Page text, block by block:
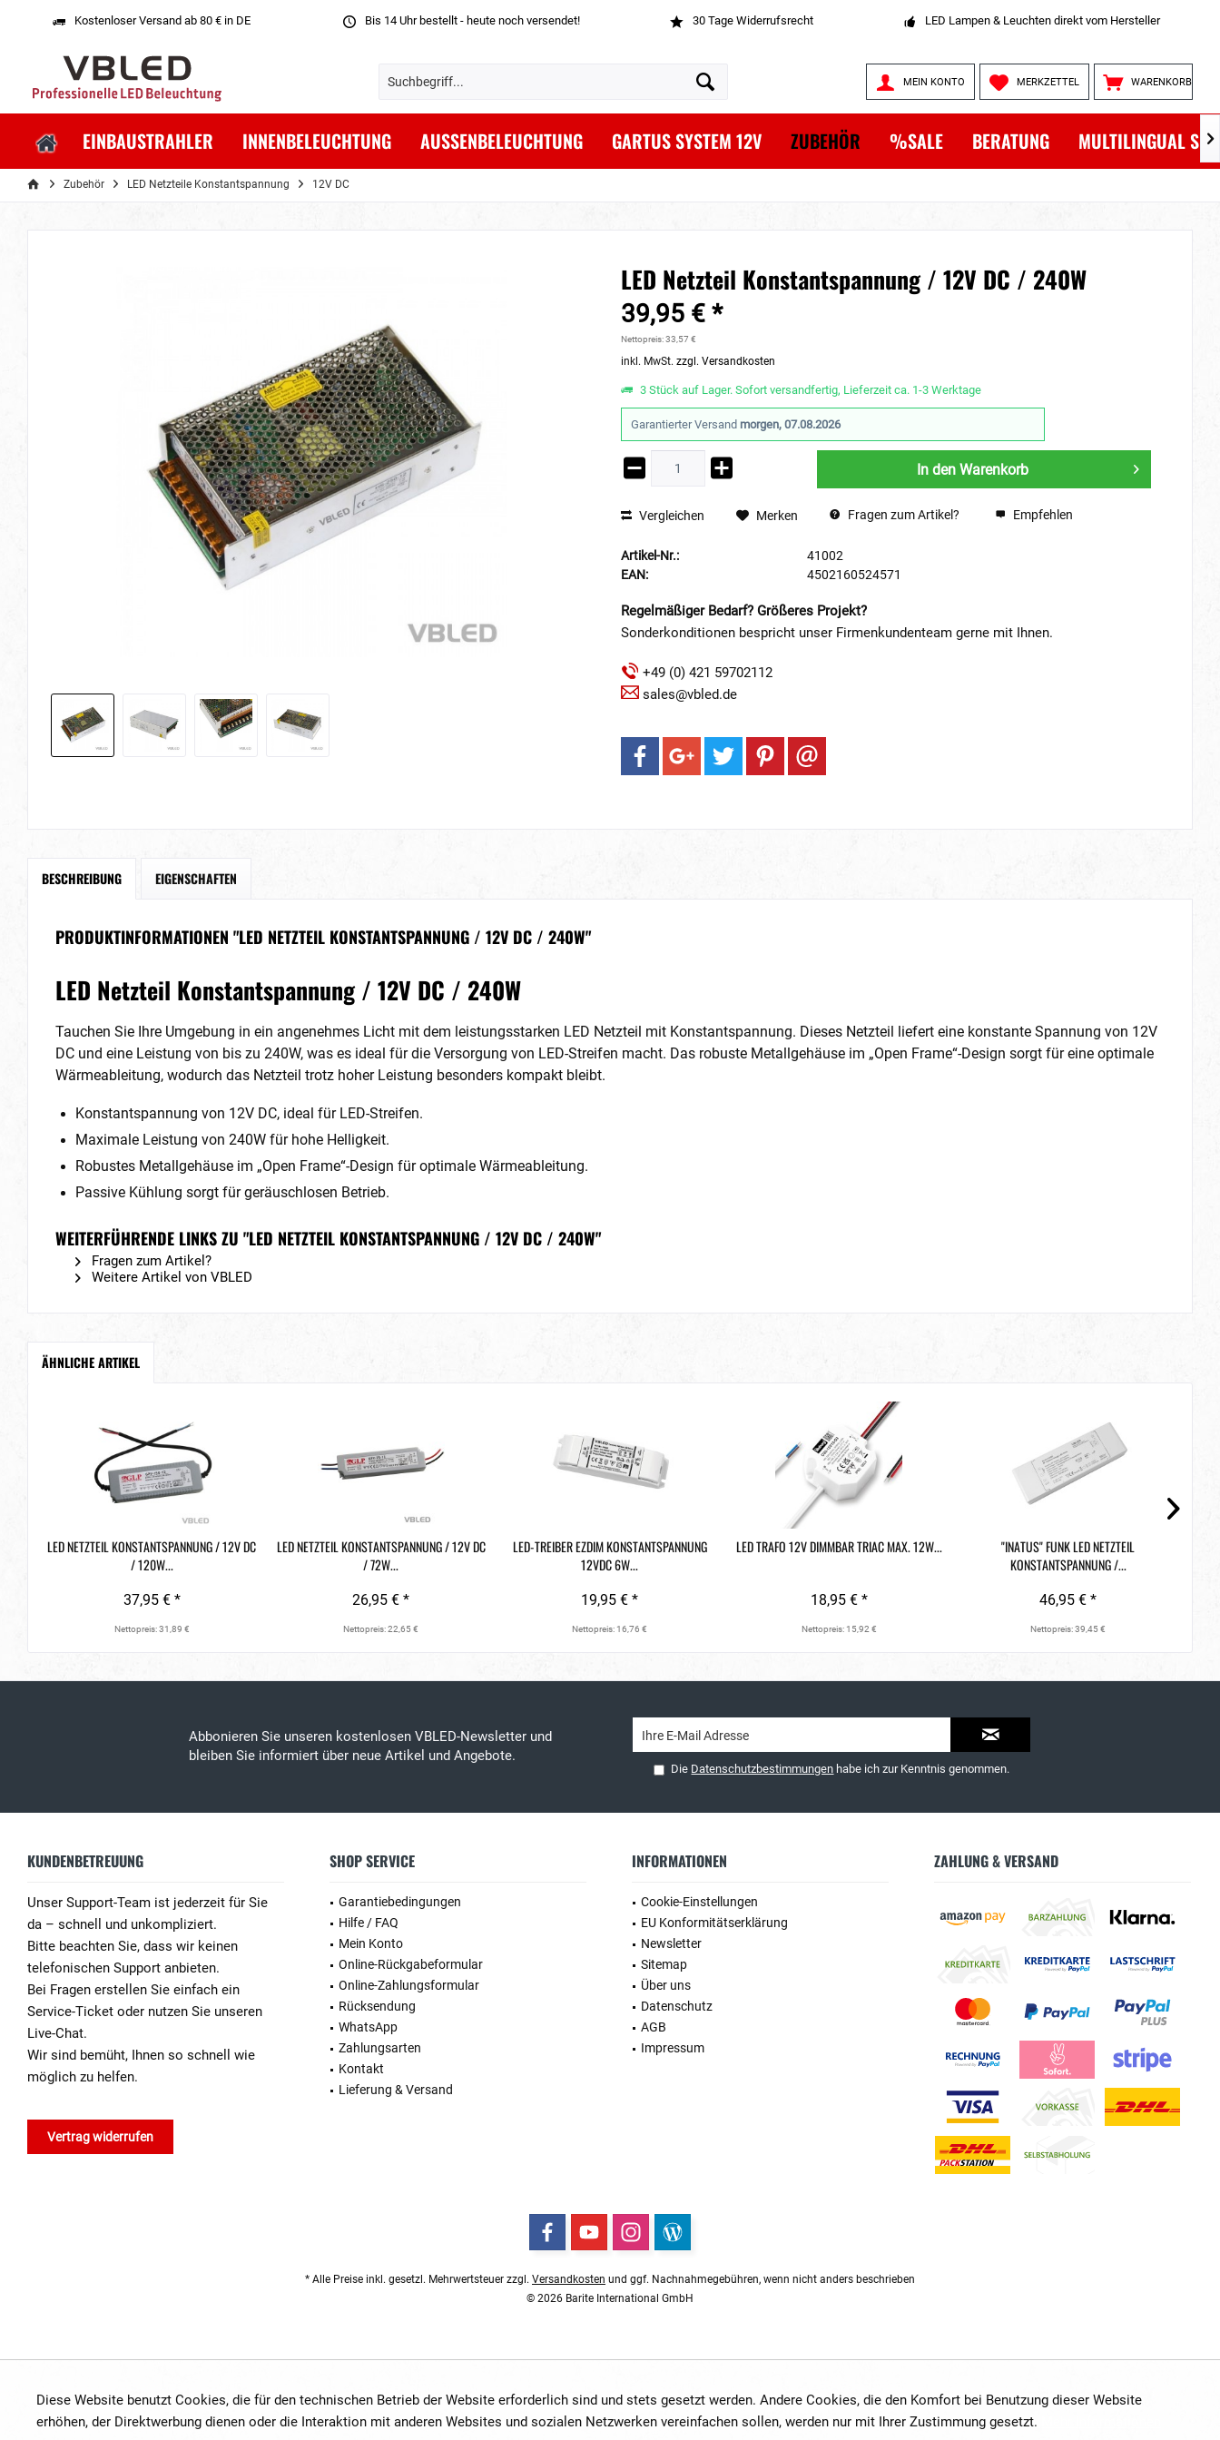
Kostenloser Versand ab 80 € in DE Bis 14 Uhr bestellt - heute noch versendet! 30 Tage Widerrufsrecht LED Lampen & Leuchten direkt vom Hersteller
WARENKORB
MERKZETTEL
MEIN KONTO
EINBAUSTRAHLER INNENBELEUCHTUNG AUSSENBELEUCHTUNG GARTUS SYSTEM 12V ZUBEHÖR %SALE BERATUNG MULTILINGUAL 
Zubehör LED Netzteile Konstantspannung 12V DC
LED Netzteil Konstantspannung / 12V DC / 240W
39,95 € *
Nettopreis: 33,57 €
inkl. MwSt.zzgl. Versandkosten
3 Stück auf Lager. Sofort versandfertig, Lieferzeit ca. 1-3 Werktage
Garantierter Versand morgen, 07.08.2026
In den Warenkorb
Vergleichen Merken Fragen zum Artikel? Empfehlen
Artikel-Nr.:
41002
EAN:
4502160524571
Regelmäßiger Bedarf? Größeres Projekt?
Sonderkonditionen bespricht unser Firmenkundenteam gerne mit Ihnen.
+49 (0) 421 59702112
sales@vbled.de
BESCHREIBUNG EIGENSCHAFTEN
PRODUKTINFORMATIONEN "LED NETZTEIL KONSTANTSPANNUNG / 12V DC / 240W"
LED Netzteil Konstantspannung / 12V DC / 240W
Tauchen Sie Ihre Umgebung in ein angenehmes Licht mit dem leistungsstarken LED Netzteil mit Konstantspannung. Dieses Netzteil liefert eine konstante Spannung von 12V
DC und eine Leistung von bis zu 240W, was es ideal für die Versorgung von LED-Streifen macht. Das robuste Metallgehäuse im „Open Frame“-Design sorgt für eine optimale
Wärmeableitung, wodurch das Netzteil trotz hoher Leistung besonders kompakt bleibt.
Konstantspannung von 12V DC, ideal für LED-Streifen.
Maximale Leistung von 240W für hohe Helligkeit.
Robustes Metallgehäuse im „Open Frame“-Design für optimale Wärmeableitung.
Passive Kühlung sorgt für geräuschlosen Betrieb.
WEITERFÜHRENDE LINKS ZU "LED NETZTEIL KONSTANTSPANNUNG / 12V DC / 240W"
Fragen zum Artikel?
Weitere Artikel von VBLED
ÄHNLICHE ARTIKEL
LED NETZTEIL KONSTANTSPANNUNG / 12V DC
/ 120W...
37,95 € *
Nettopreis: 31,89 €
LED NETZTEIL KONSTANTSPANNUNG / 12V DC
/ 72W...
26,95 € *
Nettopreis: 22,65 €
LED-TREIBER EZDIM KONSTANTSPANNUNG
12VDC 6W...
19,95 € *
Nettopreis: 16,76 €
LED TRAFO 12V DIMMBAR TRIAC MAX. 12W...
18,95 € *
Nettopreis: 15,92 €
"INATUS" FUNK LED NETZTEIL
KONSTANTSPANNUNG /...
46,95 € *
Nettopreis: 39,45 €
Abbonieren Sie unseren kostenlosen VBLED-Newsletter und
bleiben Sie informiert über neue Artikel und Angebote.
Die Datenschutzbestimmungen habe ich zur Kenntnis genommen.
KUNDENBETREUUNG
Unser Support-Team ist jederzeit für Sie
da – schnell und unkompliziert.
Bitte beachten Sie, dass wir keinen
telefonischen Support anbieten.
Bei Fragen erstellen Sie einfach ein
Service-Ticket oder nutzen Sie unseren
Live-Chat.
Wir sind bemüht, Ihnen so schnell wie
möglich zu helfen.
Vertrag widerrufen
SHOP SERVICE
Garantiebedingungen
Hilfe / FAQ
Mein Konto
Online-Rückgabeformular
Online-Zahlungsformular
Rücksendung
WhatsApp
Zahlungsarten
Kontakt
Lieferung & Versand
INFORMATIONEN
Cookie-Einstellungen
EU Konformitätserklärung
Newsletter
Sitemap
Über uns
Datenschutz
AGB
Impressum
ZAHLUNG & VERSAND
* Alle Preise inkl. gesetzl. Mehrwertsteuer zzgl. Versandkosten und ggf. Nachnahmegebühren, wenn nicht anders beschrieben
© 2026 Barite International GmbH
Diese Website benutzt Cookies, die für den technischen Betrieb der Website erforderlich sind und stets gesetzt werden. Andere Cookies, die den Komfort bei Benutzung dieser Website
erhöhen, der Direktwerbung dienen oder die Interaktion mit anderen Websites und sozialen Netzwerken vereinfachen sollen, werden nur mit Ihrer Zustimmung gesetzt.